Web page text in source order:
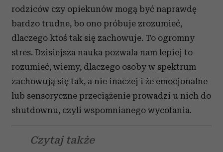
rodziców czy opiekunów mogą być naprawdę
bardzo trudne, bo ono próbuje zrozumieć,
dlaczego ktoś tak się zachowuje. To ogromny
stres. Dzisiejsza nauka pozwala nam lepiej to
rozumieć, wiemy, dlaczego osoby w spektrum
zachowują się tak, a nie inaczej i że emocjonalne
lub sensoryczne przeciążenie prowadzi u nich do
shutdownu, czyli wspomnianego wycofania.
Czytaj także